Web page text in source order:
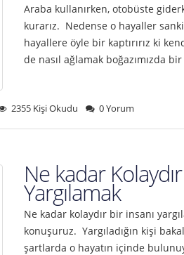
Araba kullanırken, otobüste
kurarız. Nedense o hayaller
hayallere öyle bir kaptırırız ki
de nasıl ağlamak boğazımızda
2355 Kişi Okudu 0 Yorum
Ne kadar Kolaydır
Yargılamak
Ne kadar kolaydır bir insanı
konuşuruz. Yargıladığın kişi
şartlarda o hayatın içinde